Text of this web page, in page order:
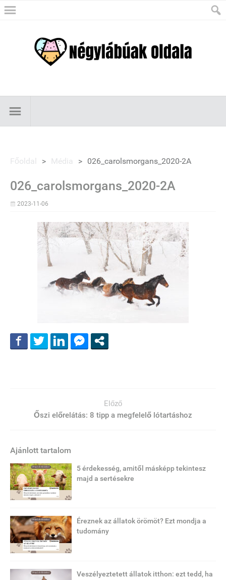
Főoldal > Média > 026_carolsmorgans_2020-2A
026_carolsmorgans_2020-2A
2023-11-06
Előző
Őszi előrelátás: 8 tipp a megfelelő lótartáshoz
Ajánlott tartalom
5 érdekesség, amitől másképp tekintesz
majd a sertésekre
Éreznek az állatok örömöt? Ezt mondja a
tudomány
Veszélyeztetett állatok itthon: ezt tedd, ha